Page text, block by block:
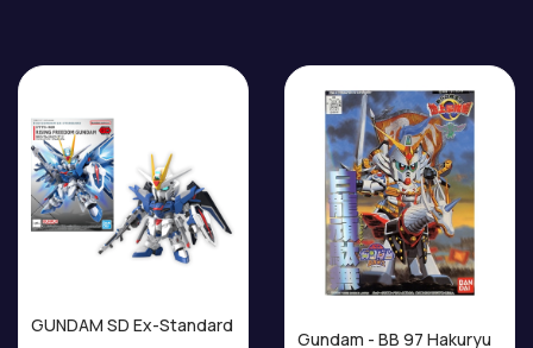
GUNDAM SD Ex-Standard
Gundam - BB 97 Hakuryu